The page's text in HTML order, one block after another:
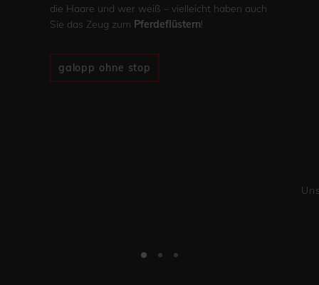
die Haare und wer weiß – vielleicht haben auch
Sie das Zeug zum Pferdeflüstern!
galopp ohne stop